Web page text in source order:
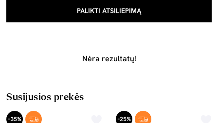
PALIKTI ATSILIEPIMĄ
Nėra rezultatų!
Susijusios prekės
-35% -25%